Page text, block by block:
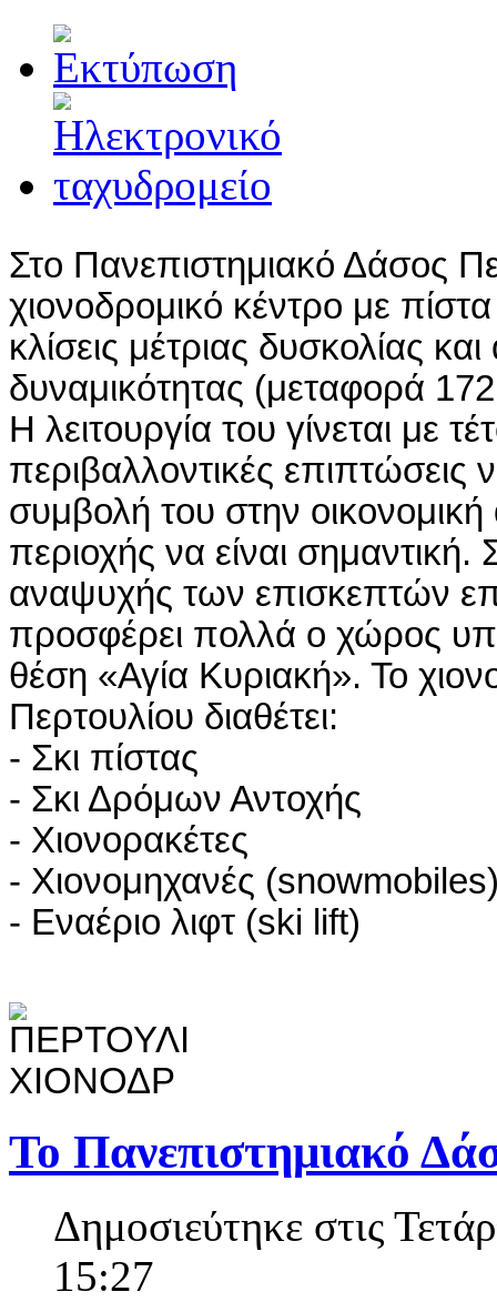
Στο Πανεπιστημιακό Δάσος
χιονοδρομικό κέντρο με
κλίσεις μέτριας δυσκολίας
δυναμικότητας (μεταφορά
Η λειτουργία του γίνεται με
περιβαλλοντικές επιπτώσεις
συμβολή του στην
περιοχής να είναι σημαντική.
αναψυχής των επισκεπτών
προσφέρει πολλά ο χώρος
θέση «Αγία Κυριακή». Το
Περτουλίου διαθέτει:
- Σκι πίστας
- Σκι Δρόμων Αντοχής
- Χιονορακέτες
- Χιονομηχανές
- Εναέριο λιφτ (ski lift)
Το Πανεπιστημιακό
Δημοσιεύτηκε στις
15:27